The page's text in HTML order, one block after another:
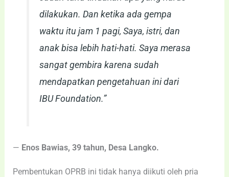
dilakukan. Dan ketika ada gempa
waktu itu jam 1 pagi, Saya, istri, dan
anak bisa lebih hati-hati. Saya merasa
sangat gembira karena sudah
mendapatkan pengetahuan ini dari
IBU Foundation.”
— Enos Bawias, 39 tahun, Desa Langko.
Pembentukan OPRB ini tidak hanya diikuti oleh pria